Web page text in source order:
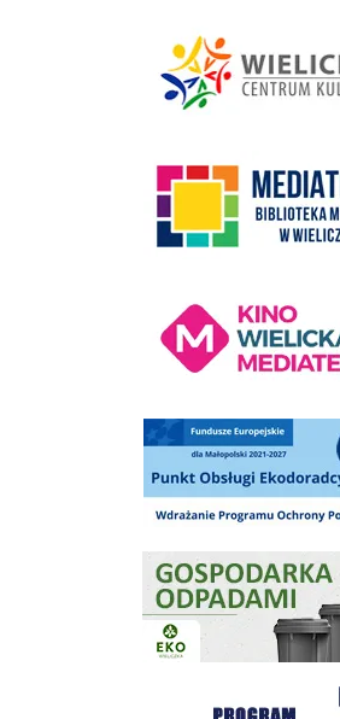
Punkt Obsługi Ekodoradcy
Gospodarka odpadami na terenie
Program "Czyste Powietrze" -